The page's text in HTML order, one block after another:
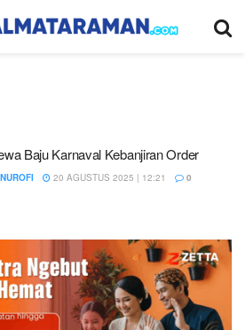
Baju Karnaval Kebanjiran Order
20 AGUSTUS 2025 | 12:21 0